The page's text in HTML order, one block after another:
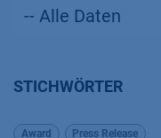
STICHWÖRTER
Award Press Release